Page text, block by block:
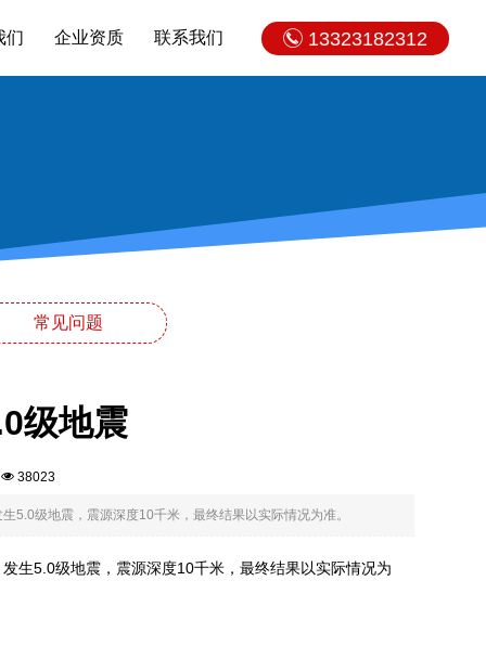
13323182312
们 企业资质 联系我们
常见问题
级地震
38023
级地震，震源深度10千米，最终结果以实际情况为准。
生5.0级地震，震源深度10千米，最终结果以实际情况为